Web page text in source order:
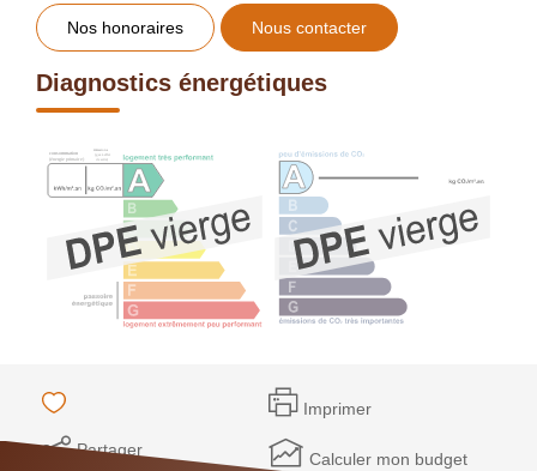
Nos honoraires Nous contacter
Diagnostics énergétiques
Imprimer
Partager Calculer mon budget